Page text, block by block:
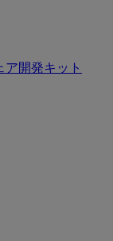
ア開発キット